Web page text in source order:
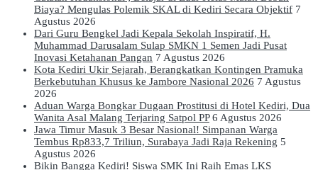
Biaya? Mengulas Polemik SKAL di Kediri Secara Objektif 7
Agustus 2026
Dari Guru Bengkel Jadi Kepala Sekolah Inspiratif, H.
Muhammad Darusalam Sulap SMKN 1 Semen Jadi Pusat
Inovasi Ketahanan Pangan 7 Agustus 2026
Kota Kediri Ukir Sejarah, Berangkatkan Kontingen Pramuka
Berkebutuhan Khusus ke Jambore Nasional 2026 7 Agustus
2026
Aduan Warga Bongkar Dugaan Prostitusi di Hotel Kediri, Dua
Wanita Asal Malang Terjaring Satpol PP 6 Agustus 2026
Jawa Timur Masuk 3 Besar Nasional! Simpanan Warga
Tembus Rp833,7 Triliun, Surabaya Jadi Raja Rekening 5
Agustus 2026
Bikin Bangga Kediri! Siswa SMK Ini Raih Emas LKS